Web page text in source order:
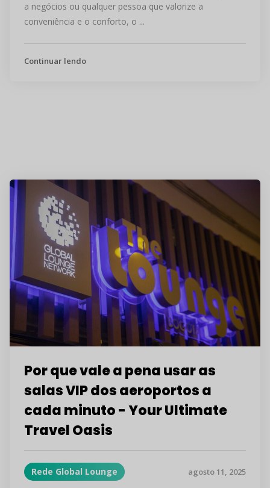
a negócios ou qualquer pessoa que valorize a
conveniência e o conforto, o ...
Continuar lendo
Por que vale a pena usar as
salas VIP dos aeroportos a
cada minuto - Your Ultimate
Travel Oasis
Rede Global Lounge agosto 11, 2025